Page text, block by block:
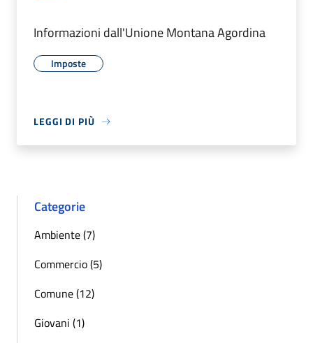
Informazioni dall'Unione Montana Agordina
Imposte
LEGGI DI PIÙ
Categorie
Ambiente (7)
Commercio (5)
Comune (12)
Giovani (1)